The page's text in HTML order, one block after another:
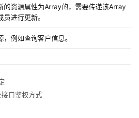
的资源属性为Array的，需要传递该Array
进行更新。
，例如查询客户信息。
口鉴权方式